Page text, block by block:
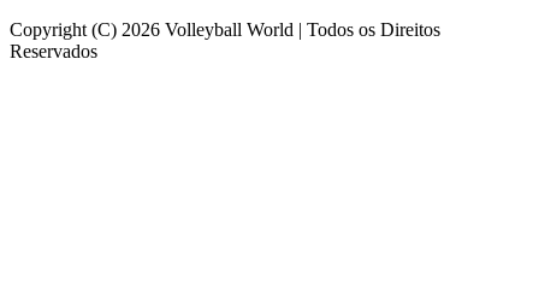
Copyright (C) 2026 Volleyball World | Todos os Direitos
Reservados